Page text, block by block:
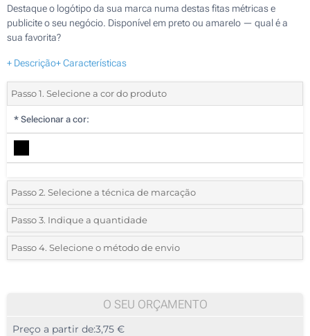
Destaque o logótipo da sua marca numa destas fitas métricas e
publicite o seu negócio. Disponível em preto ou amarelo — qual é a
sua favorita?
+ Descrição+ Características
Passo 1. Selecione a cor do produto
* Selecionar a cor:
Passo 2. Selecione a técnica de marcação
*Selecione o tipo de marcação e as cores do logotipo:
1 Cor (Num lado)
Passo 3. Indique a quantidade
*Quantidade mínima:10
20
Passo 4. Selecione o método de envio
O SEU ORÇAMENTO
Preço a partir de:3,75 €